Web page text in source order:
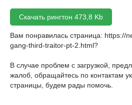
Скачать рингтон 473,8 Kb
Вам понравилась страница: https://
gang-third-traitor-pt-2.html?
В случае проблем с загрузкой,
жалоб, обращайтесь по контактам
страницы, будем рады помочь.